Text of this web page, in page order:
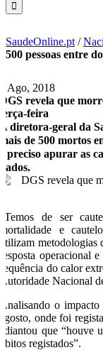
SaudeOnline.pt /
500 pessoas entre
8 Ago, 2018
DGS revela que
terça-feira
A diretora-geral da
mais de 500 mortos
é preciso apurar as
dados.
“Temos de ser
mortalidade e
utilizam metodologias
resposta operacional
sequência do calor
Autoridade Nacional
Analisando o
agosto, onde foi
adiantou que “houve
óbitos registados”.